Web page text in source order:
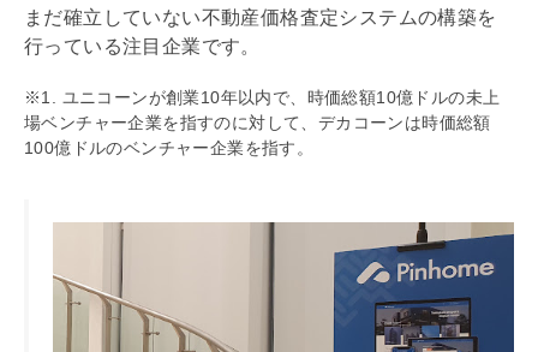
まだ確立していない不動産価格査定システムの構築を
行っている注目企業です。
※1. ユニコーンが創業10年以内で、時価総額10億ドルの未上
場ベンチャー企業を指すのに対して、デカコーンは時価総額
100億ドルのベンチャー企業を指す。